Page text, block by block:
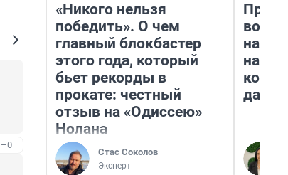
–0
«Никого нельзя
победить». О чем
главный блокбастер
этого года, который
бьет рекорды в
прокате: честный
отзыв на «Одиссею»
Нолана
Стас Соколов
Эксперт
нам
даже